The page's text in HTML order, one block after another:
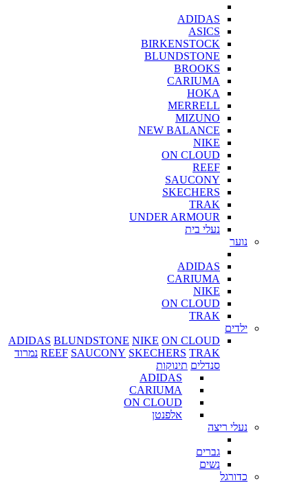
ADIDAS
ASICS
BIRKENSTOCK
BLUNDSTONE
BROOKS
CARIUMA
HOKA
MERRELL
MIZUNO
NEW BALANCE
NIKE
ON CLOUD
REEF
SAUCONY
SKECHERS
TRAK
UNDER ARMOUR
נעלי בית
נוער
ADIDAS
CARIUMA
NIKE
ON CLOUD
TRAK
ילדים
ADIDAS BLUNDSTONE NIKE ON CLOUD
REEF SAUCONY SKECHERS TRAK
נמרוד
סנדלים תינוקות
ADIDAS
CARIUMA
ON CLOUD
אלפנטן
נעלי ריצה
גברים
נשים
כדורגל